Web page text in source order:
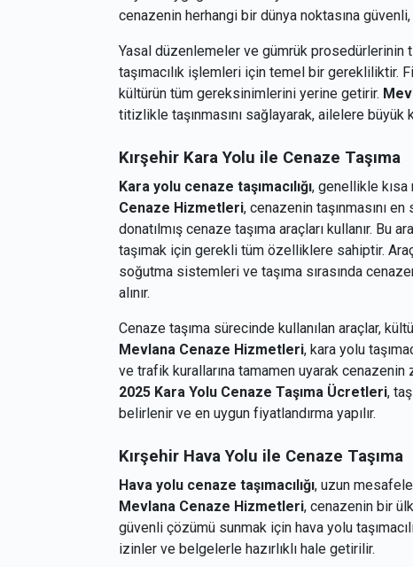
cenazenin herhangi bir dünya noktasına güvenli,
Yasal düzenlemeler ve gümrük
taşımacılık işlemleri için temel bir gerekliliktir.
kültürün tüm gereksinimlerini yerine getirir.
titizlikle taşınmasını sağlayarak, ailelere büyük
Kırşehir Kara Yolu ile Cenaze Taşıma
Kara yolu cenaze taşımacılığı, genellikle
Cenaze Hizmetleri, cenazenin taşınmasını
donatılmış cenaze taşıma araçları kullanır. Bu
taşımak için gerekli tüm özelliklere sahiptir.
soğutma sistemleri ve taşıma sırasında
alınır.
Cenaze taşıma sürecinde kullanılan araçlar,
Mevlana Cenaze Hizmetleri, kara yolu
ve trafik kurallarına tamamen uyarak cenazenin
2025 Kara Yolu Cenaze Taşıma Ücretleri,
belirlenir ve en uygun fiyatlandırma yapılır.
Kırşehir Hava Yolu ile Cenaze Taşıma
Hava yolu cenaze taşımacılığı, uzun
Mevlana Cenaze Hizmetleri, cenazenin bir
güvenli çözümü sunmak için hava yolu
izinler ve belgelerle hazırlıklı hale getirilir.